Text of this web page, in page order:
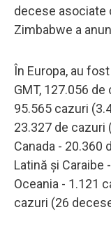
decese asociate
Zimbabwe a
În Europa, au
GMT, 127.056
95.565 cazuri
23.327 de cazuri
Canada - 20.360
Latină şi Caraibe
Oceania - 1.121
cazuri (26